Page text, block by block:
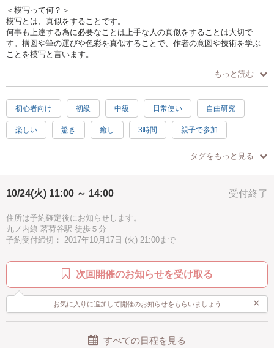
＜模写って何？＞
模写とは、真似をすることです。
何事も上達する為に必要なことは上手な人の真似をすることは大切で
す。構図や筆の運びや色彩を真似することで、作者の意図や技術を学ぶ
ことを模写と言います。
この講座は、今までの模写講座で仕上げられなかった作品や、受けてみ
たかった講座の模写制作、あるいは模写じゃなくても、自由に絵を描い
て頂くお時間を提供します。
＜こんなことが体験出来ます＞
⚪︎今までおこなった模写の講座、モネ、ゴッホ、歌川広重、ルネ・マグリ
に、ご自身で描きたい絵や、やってみたいことがあれば、ご自由に制作
⚪︎制作において、サポートさせていただきますので、どうぞご相談くださ
い。
＜こんな風に教えます＞
少人数でアットホームなレッスンを提供します。
えます。
＜このレッスンで得られるもの＞
「普通のお絵描きスクールじゃ物足りない！なんか変わったことを体験
したい！」
もっと読む
初心者向け 初級 中級 日常使い 自由研究
楽しい 驚き 癒し 3時間 親子で参加
タグをもっと見る
受付終了
10/24(火) 11:00 ～ 14:00
住所は予約確定後にお知らせします。
丸ノ内線 茗荷谷駅 徒歩５分
予約受付締切： 2017年10月17日 (火) 21:00まで
次回開催のお知らせを受け取る
お気に入りに追加して開催のお知らせをもらいましょう ×
すべての日程を見る